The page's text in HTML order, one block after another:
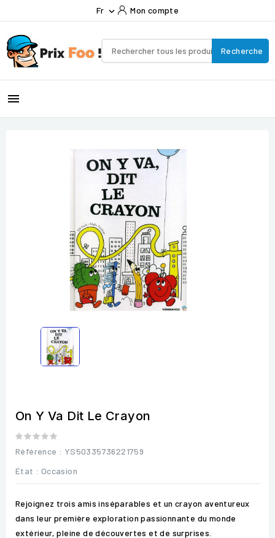
Fr  Mon compte
Recherche

On Y Va Dit Le Crayon
Référence : YS50335736221759
État : Occasion
Rejoignez trois amis inséparables et un crayon aventureux
dans leur première exploration passionnante du monde
extérieur, pleine de découvertes et de surprises.